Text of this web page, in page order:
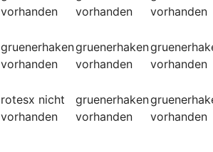
vorhanden
vorhanden
vorhanden
gruenerhaken
vorhanden
gruenerhaken
vorhanden
vorhanden
rotesx nicht
vorhanden
gruenerhaken
vorhanden
vorhanden